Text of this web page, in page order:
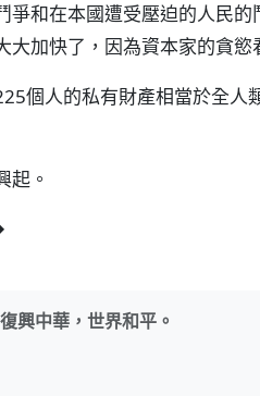
和在本國遭受壓迫的人民的
加快了，因為資本家的貪慾
個人的私有財產相當於全人
起。
興中華，世界和平。